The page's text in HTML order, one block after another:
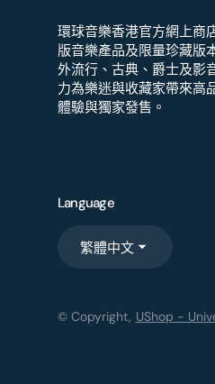
環球音樂香港官方網上商
版音樂產品及限量珍藏版
外流行、古典、爵士及影
力為樂迷與收藏家帶來高
體驗與獨家發售。
Language
繁體中文
© Copyright, UShop -